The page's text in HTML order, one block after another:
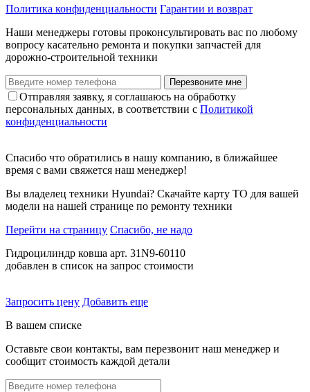
Политика конфиденциальности Гарантии и возврат
Наши менеджеры готовы проконсультировать вас по любому
вопросу касательно ремонта и покупки запчастей для
дорожно-строительной техники
Перезвоните мне
Отправляя заявку, я соглашаюсь на обработку
персональных данных, в соответствии с Политикой
конфиденциальности
Спасибо что обратились в нашу компанию, в ближайшее
время с вами свяжется наш менеджер!
Вы владелец техники Hyundai? Скачайте карту ТО для вашей
модели на нашей странице по ремонту техники
Перейти на страницу Спасибо, не надо
Гидроцилиндр ковша арт. 31N9-60110
добавлен в список на запрос стоимости
Запросить цену Добавить еще
В вашем списке
Оставьте свои контакты, вам перезвонит наш менеджер и
сообщит стоимость каждой детали